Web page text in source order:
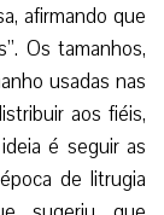
afirmando que
Os tamanhos,
usadas nas
aos fiéis,
é seguir as
de litrugia